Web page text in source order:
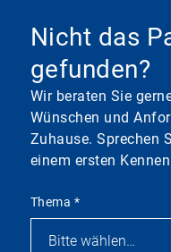
Nicht das
gefunden?
Wir beraten Sie
Wünschen und
Zuhause. Sprechen
einem ersten
Thema *